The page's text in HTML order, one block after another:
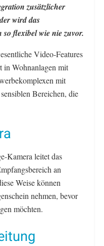
zusätzlicher
wird das
so flexibel wie nie zuvor.
Video-Features
in Wohnanlagen mit
mit
Bereichen, die
Kamera leitet das
an
Weise können
nehmen, bevor
möchten.